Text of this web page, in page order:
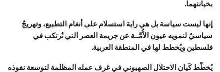
بخيانتهما.
إنها ليست سياسة بل هي راية استسلام على أنغام التطبيع، وتهريجٌ
سياسيٌ لتمويه عيون الأُمَّــة عن جريمة العصر التي تُرتكب في
فلسطين ويُخطط لها في المنطقة العربية.
يُخطّط كَيان الاحتلال الصهيوني في غرف عمله المظلمة لتوسعة نفوذه